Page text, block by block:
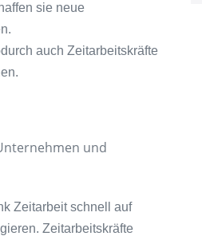
sie neue
auch Zeitarbeitskräfte
und
Zeitarbeit schnell auf
Zeitarbeitskräfte